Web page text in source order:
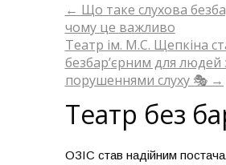
← Що таке слухова
чому це важливо
Театр ім. М.С. Щепкіна
безбар’єрним для людей
порушеннями слуху 🎭→
Театр без
ОЗІС став надійним